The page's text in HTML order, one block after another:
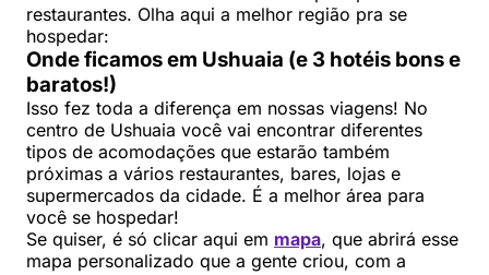
restaurantes. Olha aqui a melhor região pra se
hospedar:
Onde ficamos em Ushuaia (e 3 hotéis bons e
baratos!)
Isso fez toda a diferença em nossas viagens! No
centro de Ushuaia você vai encontrar diferentes
tipos de acomodações que estarão também
próximas a vários restaurantes, bares, lojas e
supermercados da cidade. É a melhor área para
você se hospedar!
Se quiser, é só clicar aqui em mapa, que abrirá esse
mapa personalizado que a gente criou, com a